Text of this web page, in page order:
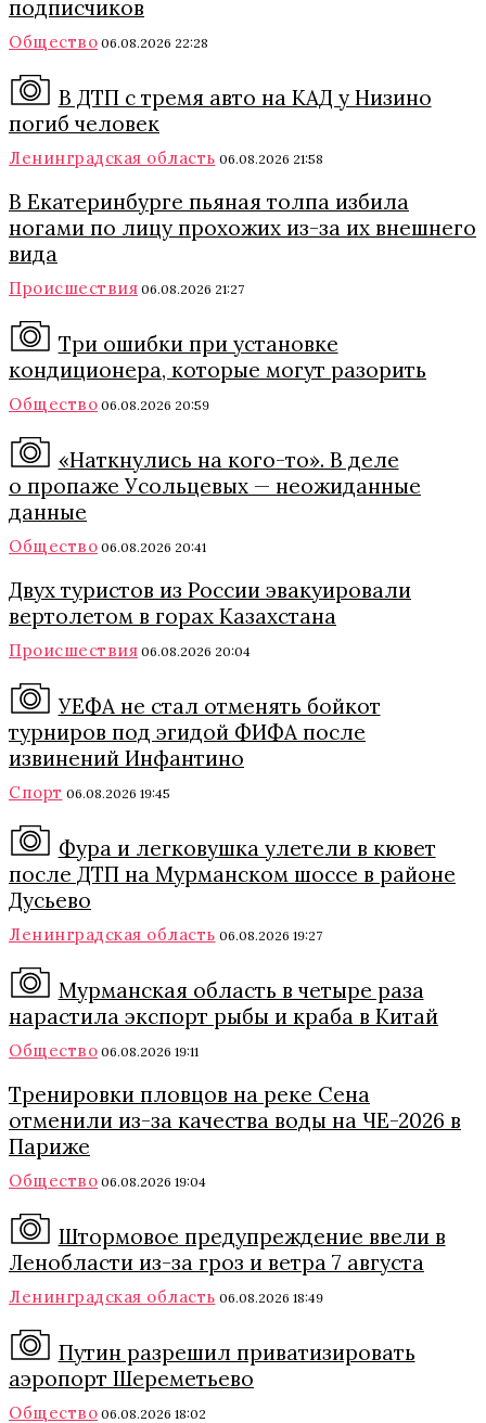
подписчиков
Общество 06.08.2026 22:28
В ДТП с тремя авто на КАД у Низино
погиб человек
Ленинградская область 06.08.2026 21:58
В Екатеринбурге пьяная толпа избила
ногами по лицу прохожих из-за их внешнего
вида
Происшествия 06.08.2026 21:27
Три ошибки при установке
кондиционера, которые могут разорить
Общество 06.08.2026 20:59
«Наткнулись на кого-то». В деле
о пропаже Усольцевых — неожиданные
данные
Общество 06.08.2026 20:41
Двух туристов из России эвакуировали
вертолетом в горах Казахстана
Происшествия 06.08.2026 20:04
УЕФА не стал отменять бойкот
турниров под эгидой ФИФА после
извинений Инфантино
Спорт 06.08.2026 19:45
Фура и легковушка улетели в кювет
после ДТП на Мурманском шоссе в районе
Дусьево
Ленинградская область 06.08.2026 19:27
Мурманская область в четыре раза
нарастила экспорт рыбы и краба в Китай
Общество 06.08.2026 19:11
Тренировки пловцов на реке Сена
отменили из-за качества воды на ЧЕ-2026 в
Париже
Общество 06.08.2026 19:04
Штормовое предупреждение ввели в
Ленобласти из-за гроз и ветра 7 августа
Ленинградская область 06.08.2026 18:49
Путин разрешил приватизировать
аэропорт Шереметьево
Общество 06.08.2026 18:02